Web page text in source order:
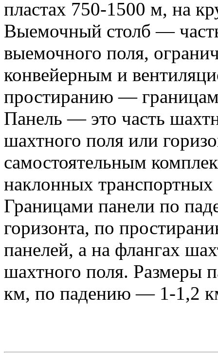
пластах 750-1500 м, на
Выемочный столб —
выемочного поля,
конвейерным и
простиранию —
Панель — это часть
шахтного поля или
самостоятельным
наклонных
Границами панели по
горизонта, по
панелей, а на флангах
шахтного поля. Размеры
км, по падению — 1-1,2